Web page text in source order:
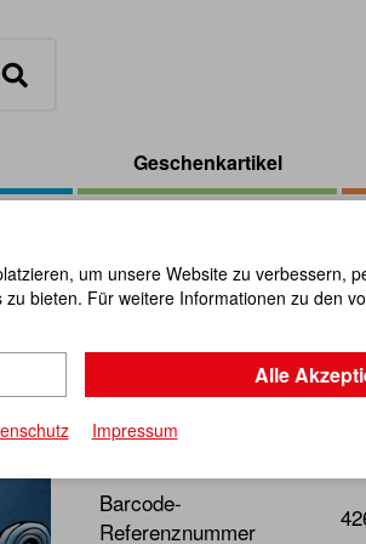
Geschenkartikel
Q-Puzzle
Artikel-Nr.:113129
Quadratisches Puzzle in
Barcode-
Referenznummer
um unsere Website zu verbessern,
bieten. Für weitere Informationen zu den
Alle
Impressum